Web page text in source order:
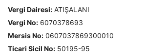
Vergi Dairesi: ATIŞALANI
Vergi No: 6070378693
Mersis No: 0607037869300010
Ticari Sicil No: 50195-95